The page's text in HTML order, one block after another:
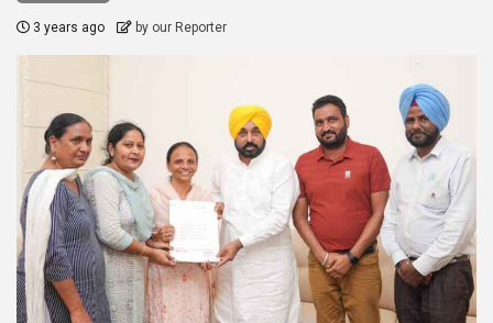
3 years ago by our Reporter